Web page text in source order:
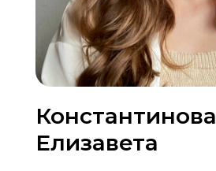
Константинова
Елизавета